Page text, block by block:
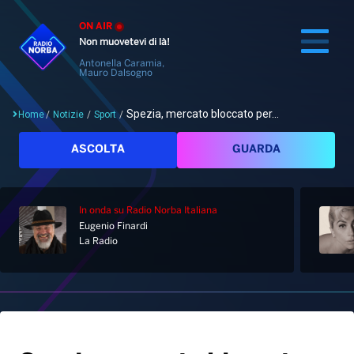
ON AIR
Non muovetevi di là!
Antonella Caramia,
Mauro Dalsogno
Cerca
Home
Palinsesto
Notizie
Home/ Notizie / Sport / Spezia, mercato bloccato per...
ASCOLTA GUARDA
In onda su Radio Norba Italiana
Eugenio Finardi
La Radio